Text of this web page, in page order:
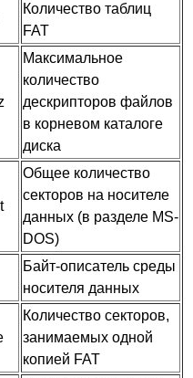
Количество таблиц
FAT
Максимальное
количество
дескрипторов файлов
в корневом каталоге
диска
Общее количество
секторов на носителе
данных (в разделе MS-
DOS)
Байт-описатель среды
носителя данных
Количество секторов,
занимаемых одной
копией FAT